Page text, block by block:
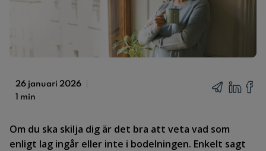
26 januari 2026
1 min
Om du ska skilja dig är det bra att veta vad som
enligt lag ingår eller inte i bodelningen. Enkelt sagt